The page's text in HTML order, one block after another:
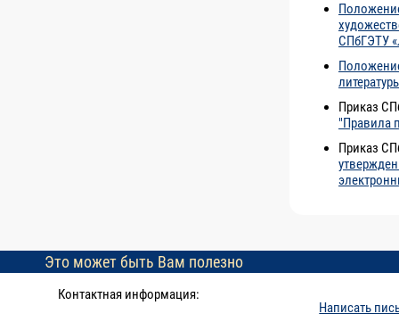
СПбГЭТУ
Приказ
"Правила
Приказ
Это может быть Вам полезно
Контактная информация:
Написать